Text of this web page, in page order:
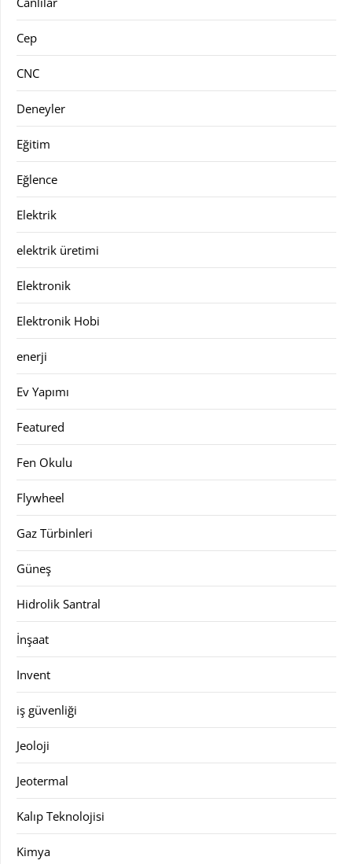
Cep
CNC
Deneyler
Eğitim
Eğlence
Elektrik
elektrik üretimi
Elektronik
Elektronik Hobi
enerji
Ev Yapımı
Featured
Fen Okulu
Flywheel
Gaz Türbinleri
Güneş
Hidrolik Santral
İnşaat
Invent
iş güvenliği
Jeoloji
Jeotermal
Kalıp Teknolojisi
Kimya